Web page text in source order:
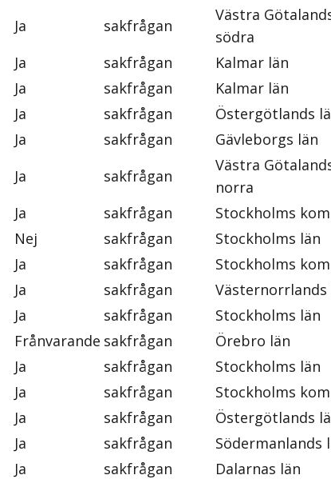
Ja sakfrågan
Västra
södra
Ja sakfrågan
Kalmar län
Ja sakfrågan
Kalmar län
Ja sakfrågan
Östergötlands
Ja sakfrågan
Gävleborgs län
Ja sakfrågan
Västra
norra
Ja sakfrågan
Stockholms
Nej sakfrågan
Stockholms län
Ja sakfrågan
Stockholms
Ja sakfrågan
Västernorrlands
Ja sakfrågan
Stockholms län
Frånvarande sakfrågan
Örebro län
Ja sakfrågan
Stockholms län
Ja sakfrågan
Stockholms
Ja sakfrågan
Östergötlands
Ja sakfrågan
Södermanlands
Ja sakfrågan
Dalarnas län